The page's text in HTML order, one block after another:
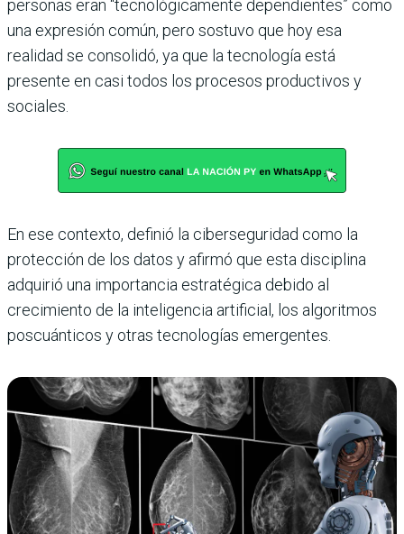
personas eran “tecnológicamente dependientes” como
una expresión común, pero sostuvo que hoy esa
realidad se consolidó, ya que la tecnología está
presente en casi todos los procesos productivos y
sociales.
En ese contexto, definió la ciberseguridad como la
protección de los datos y afirmó que esta disciplina
adquirió una importancia estratégica debido al
crecimiento de la inteligencia artificial, los algoritmos
poscuánticos y otras tecnologías emergentes.